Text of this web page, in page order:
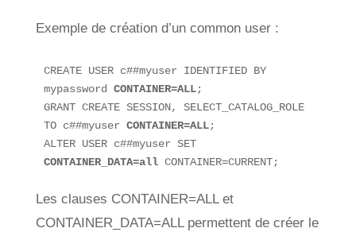
Exemple de création d’un common user :
CREATE USER c##myuser IDENTIFIED BY
mypassword CONTAINER=ALL;
GRANT CREATE SESSION, SELECT_CATALOG_ROLE
TO c##myuser CONTAINER=ALL;
ALTER USER c##myuser SET
CONTAINER_DATA=all CONTAINER=CURRENT;
Les clauses CONTAINER=ALL et
CONTAINER_DATA=ALL permettent de créer le